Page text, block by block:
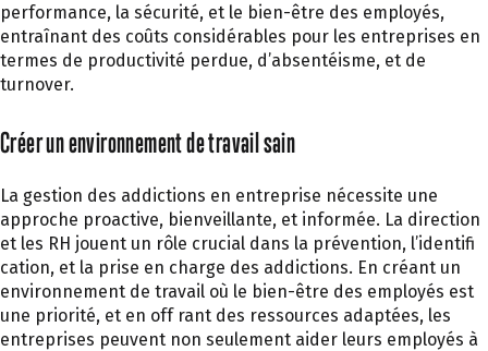
performance, la sécurité, et le bien-être des employés,
entraînant des coûts considérables pour les entreprises en
termes de productivité perdue, d’absentéisme, et de
turnover.
Créer un environnement de travail sain
La gestion des addictions en entreprise nécessite une
approche proactive, bienveillante, et informée. La direction
et les RH jouent un rôle crucial dans la prévention, l’identifi
cation, et la prise en charge des addictions. En créant un
environnement de travail où le bien-être des employés est
une priorité, et en off rant des ressources adaptées, les
entreprises peuvent non seulement aider leurs employés à